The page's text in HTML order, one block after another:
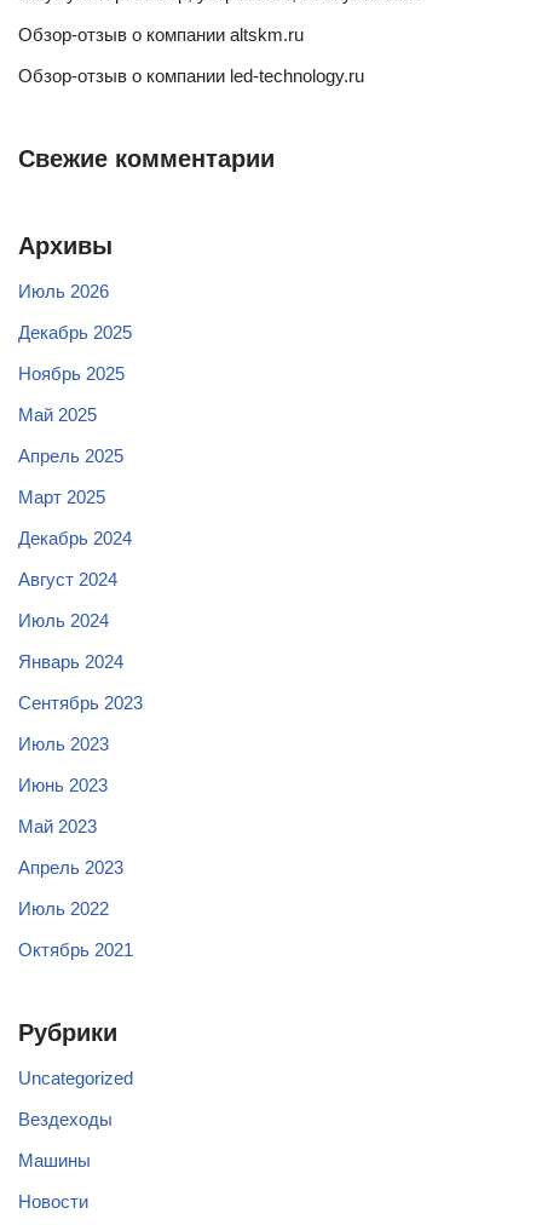
Обзор-отзыв о компании altskm.ru
Обзор-отзыв о компании led-technology.ru
Свежие комментарии
Архивы
Июль 2026
Декабрь 2025
Ноябрь 2025
Май 2025
Апрель 2025
Март 2025
Декабрь 2024
Август 2024
Июль 2024
Январь 2024
Сентябрь 2023
Июль 2023
Июнь 2023
Май 2023
Апрель 2023
Июль 2022
Октябрь 2021
Рубрики
Uncategorized
Вездеходы
Машины
Новости